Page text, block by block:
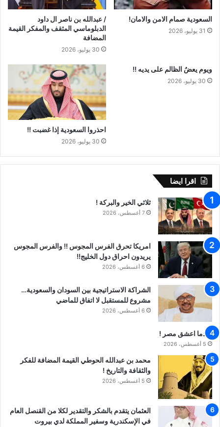
السعودية صمام الامن والامان!
31 يوليو، 2026
/ عبدالله بن ناصر ال داود
الدبلوماسي المثقف والمفكر القيمة
المضافة
30 يوليو، 2026
ويوم يعضُ الظالم على يديه !!
30 يوليو، 2026
احذروا السعودية إذا غضبت !!
30 يوليو، 2026
اقرا ايضا
ثلاثي الخير والبركة !
7 أغسطس، 2026
امريكا تحرق الفرس المجوس !! والفرس المجوس
يريدون احراق دول الخليج!!
6 أغسطس، 2026
الشراكة الاستراتيجية بين السودان والسعودية…
مشروع للمستقبل لا اتفاق للماضي
6 أغسطس، 2026
عندما اعشق مصر !
5 أغسطس، 2026
محمد بن عبدالله الحوطي القيمة المضافة للفكر
والثقافة والتاريخ !
5 أغسطس، 2026
العثمان يتقدم بالشكر والتقدير لكلا من القنصل العام
في الإسكندرية وسفير المملكة لدي بيروت